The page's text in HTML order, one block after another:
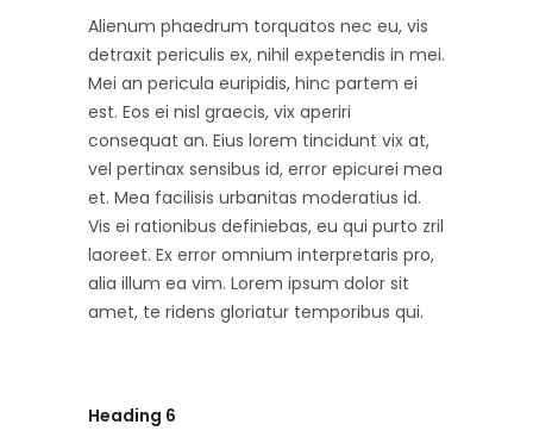
Alienum phaedrum torquatos nec eu, vis
detraxit periculis ex, nihil expetendis in mei.
Mei an pericula euripidis, hinc partem ei
est. Eos ei nisl graecis, vix aperiri
consequat an. Eius lorem tincidunt vix at,
vel pertinax sensibus id, error epicurei mea
et. Mea facilisis urbanitas moderatius id.
Vis ei rationibus definiebas, eu qui purto zril
laoreet. Ex error omnium interpretaris pro,
alia illum ea vim. Lorem ipsum dolor sit
amet, te ridens gloriatur temporibus qui.
Heading 6